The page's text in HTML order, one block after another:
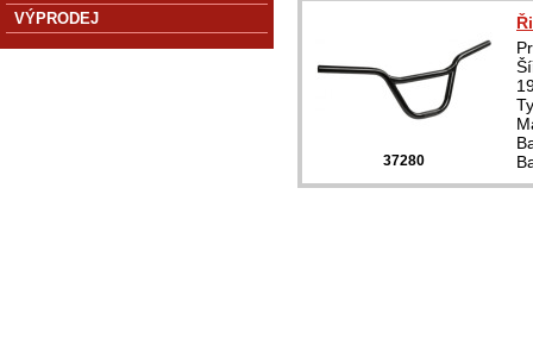
37280
VÝPRODEJ